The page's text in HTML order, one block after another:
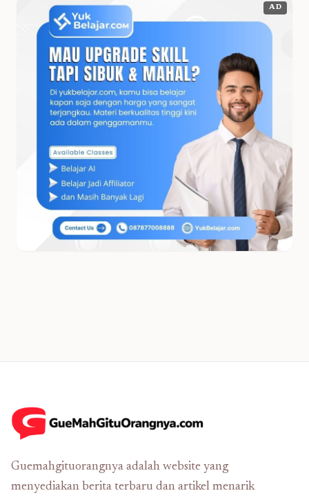
AD
Guemahgituorangnya adalah website yang
menyediakan berita terbaru dan artikel menarik